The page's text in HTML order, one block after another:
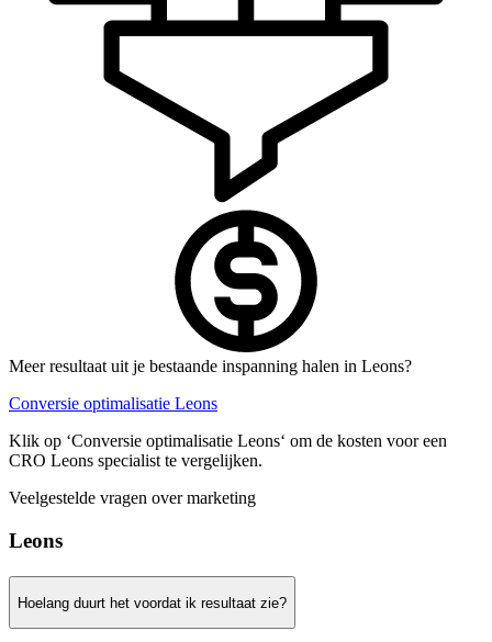
Meer resultaat uit je bestaande inspanning halen in Leons?
Conversie optimalisatie Leons
Klik op ‘Conversie optimalisatie Leons‘ om de kosten voor een
CRO Leons specialist te vergelijken.
Veelgestelde vragen over marketing
Leons
Hoelang duurt het voordat ik resultaat zie?